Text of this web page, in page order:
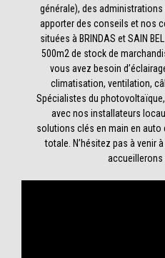
générale), des
apporter des conseils et nos
situées à BRINDAS et SAIN
500m2 de stock de
vous avez besoin
climatisation, ventilation,
Spécialistes du
avec nos installateurs
solutions clés en main en
totale. N’hésitez pas à venir
accueillerons